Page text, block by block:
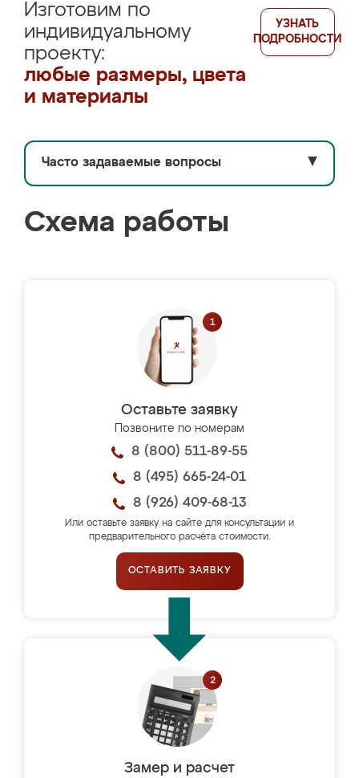
Изготовим по
индивидуальному
проекту:
любые размеры, цвета
и материалы
УЗНАТЬ
ПОДРОБНОСТИ
Часто задаваемые вопросы ▼
Схема работы
Оставьте заявку
Позвоните по номерам
8 (800) 511-89-55
8 (495) 665-24-01
8 (926) 409-68-13
Или оставьте заявку на сайте для консультации и
предварительного расчёта стоимости.
ОСТАВИТЬ ЗАЯВКУ
Замер и расчет